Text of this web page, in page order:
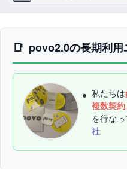
povo2.0の長期利用
私たちは
複数契
を行なっ
社